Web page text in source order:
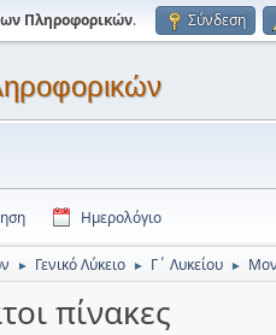
Πληροφορικών. Σύνδεση
Ημερολόγιο
► Γενικό Λύκειο ► Γ΄ Λυκείου ►
πίνακες